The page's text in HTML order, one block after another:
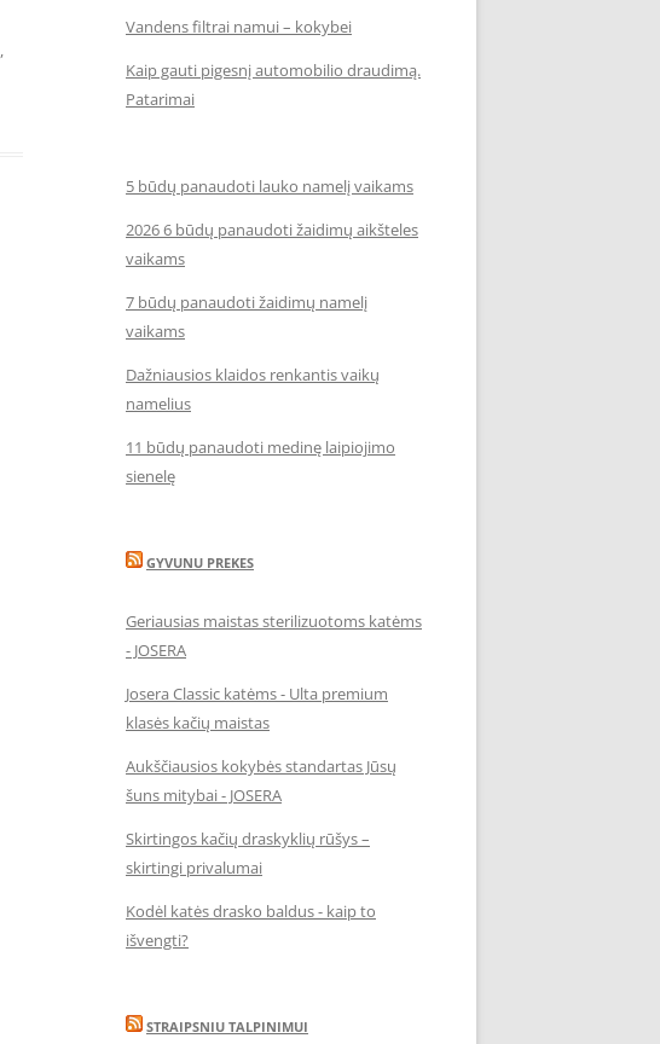
,
Vandens filtrai namui – kokybei
Kaip gauti pigesnį automobilio draudimą.
Patarimai
5 būdų panaudoti lauko namelį vaikams
2026 6 būdų panaudoti žaidimų aikšteles
vaikams
7 būdų panaudoti žaidimų namelį
vaikams
Dažniausios klaidos renkantis vaikų
namelius
11 būdų panaudoti medinę laipiojimo
sienelę
GYVUNU PREKES
Geriausias maistas sterilizuotoms katėms
- JOSERA
Josera Classic katėms - Ulta premium
klasės kačių maistas
Aukščiausios kokybės standartas Jūsų
šuns mitybai - JOSERA
Skirtingos kačių draskyklių rūšys –
skirtingi privalumai
Kodėl katės drasko baldus - kaip to
išvengti?
STRAIPSNIU TALPINIMUI